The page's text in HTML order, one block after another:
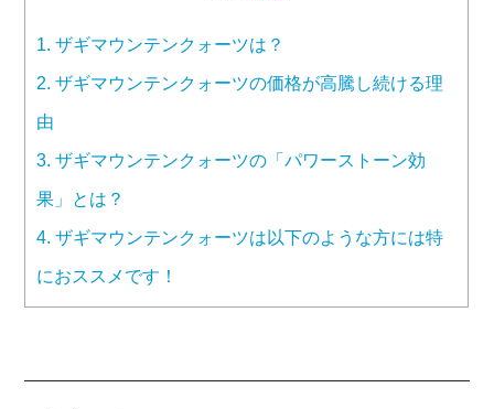
1. ザギマウンテンクォーツは？
2. ザギマウンテンクォーツの価格が高騰し続ける理
由
3. ザギマウンテンクォーツの「パワーストーン効
果」とは？
4. ザギマウンテンクォーツは以下のような方には特
におススメです！